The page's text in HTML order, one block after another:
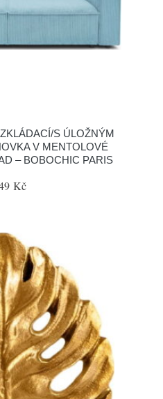
S ÚLOŽNÝM
V MENTOLOVÉ
– BOBOCHIC PARIS
Kč